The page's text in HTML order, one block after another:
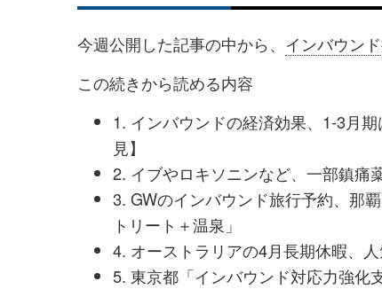
今週公開した記事の中から、 インバウンド
この続きから読める内容
1. インバウンドの経済効果、1-3月
見】
2. イブやロキソニンなど、一部鎮
3. GWのインバウンド旅行予約、那
トリート＋温泉」
4. オーストラリアの4月長期休暇、
5. 東京都「インバウンド対応力強